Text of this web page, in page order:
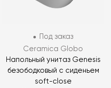
Под заказ
Ceramica Globo
Напольный унитаз Genesis
безободковый с сиденьем
soft-close